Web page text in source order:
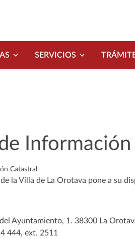
SERVICIOS
Información
Catastral
la Villa de La Orotava pone a su
Ayuntamiento, 1. 38300 La
444, ext. 2511